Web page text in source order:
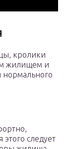
кролики
жилищем и
нормального
следует